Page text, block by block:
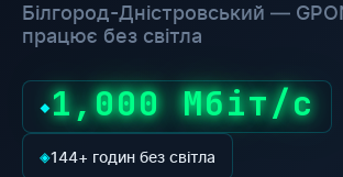
Білгород-Дністровський —
працює без світла
◆1,000 Мбіт/с
◈144+ годин без світла